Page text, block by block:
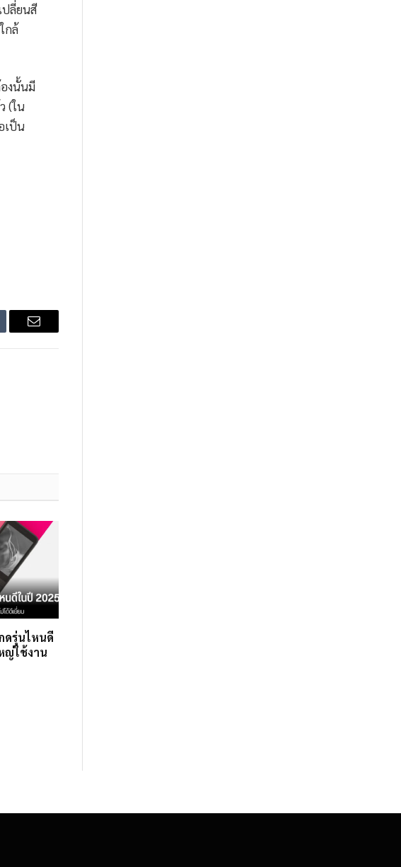
ปลี่ยนสี
กล้
งนั้นมี
(ใน
เป็น
Email
ดรุ่นไหนดี
ญ่ใช้งาน